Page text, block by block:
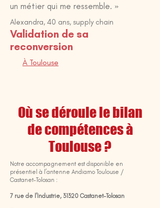
un métier qui me ressemble. »
Alexandra, 40 ans, supply chain
Validation de sa
reconversion
À Toulouse
Où se déroule le bilan
de compétences à
Toulouse ?
Notre accompagnement est disponible en
présentiel à l’antenne Andiamo Toulouse /
Castanet-Tolosan :
7 rue de l’Industrie, 31320 Castanet-Tolosan